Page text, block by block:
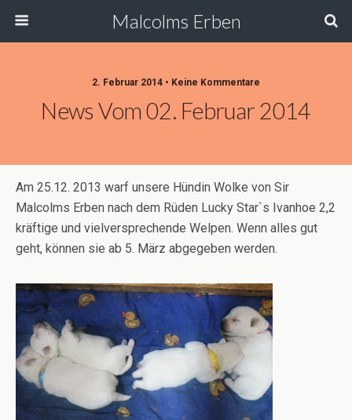
Malcolms Erben
2. Februar 2014 • Keine Kommentare
News Vom 02. Februar 2014
Am 25.12. 2013 warf unsere Hündin Wolke von Sir
Malcolms Erben nach dem Rüden Lucky Star`s Ivanhoe 2,2
kräftige und vielversprechende Welpen. Wenn alles gut
geht, können sie ab 5. März abgegeben werden.